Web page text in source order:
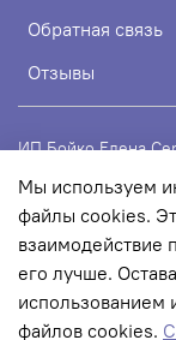
Обратная связь
Отзывы
ИП Бойко Елена
ИНН 720319113307
ОГРНИП
© 2022 Любое
Мы используем
файлы cookies.
взаимодействие
его лучше.
использованием
файлов cookies.